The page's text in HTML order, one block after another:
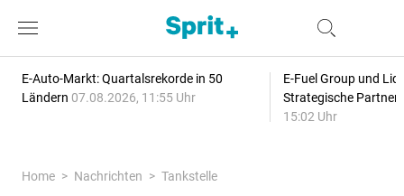
E-Auto-Markt: Quartalsrekorde in 50
Ländern 07.08.2026, 11:55 Uhr
E-Fuel Group und
Strategische
15:02 Uhr
Home Nachrichten
Tankstelle